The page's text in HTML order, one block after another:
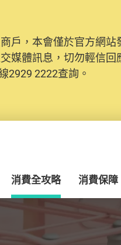
戶，本會僅於官方網
媒體訊息，切勿輕信
2929 2222查詢。
消費全攻略 消費保障